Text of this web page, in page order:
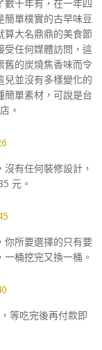
數十年有，在一年四
簡單樸實的古早味豆
算大名鼎鼎的美食節
受任何媒體訪問，這
舊的炭燒焦香味而令
兒並沒有多樣變化的
簡單素材，可說是台
。
沒有任何裝修設計，
元。
你所要選擇的只有要
桶挖完又換一桶。
等吃完後再付款即